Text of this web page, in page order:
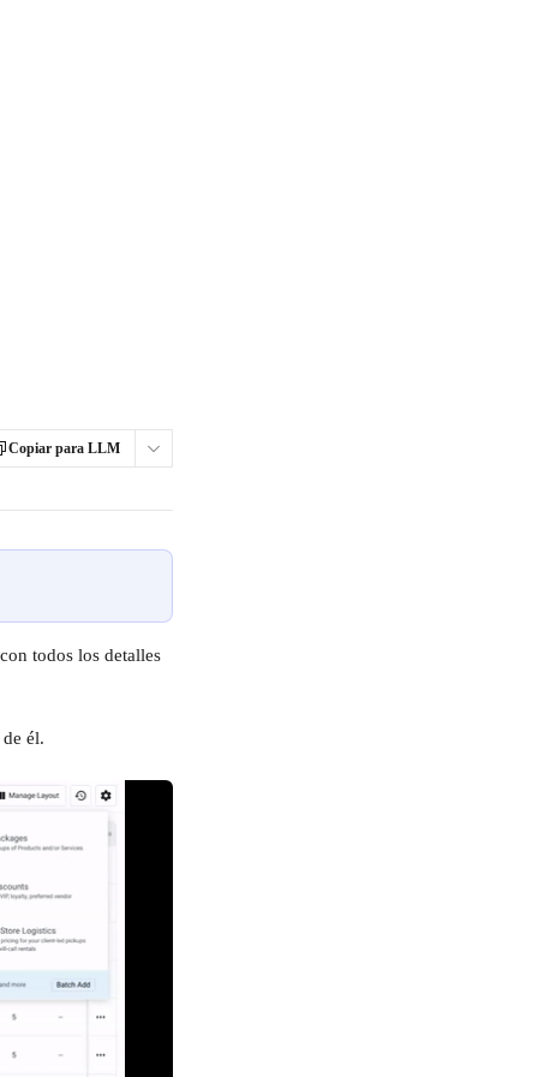
Copiar para LLM
él.